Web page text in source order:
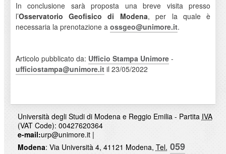
In conclusione sarà proposta una breve visita presso
l’Osservatorio Geofisico di Modena, per la quale è
necessaria la prenotazione a ossgeo@unimore.it.
Articolo pubblicato da: Ufficio Stampa Unimore-
ufficiostampa@unimore.itil 23/05/2022
Università degli Studi di Modena e Reggio Emilia - Partita IVA
(VAT Code): 00427620364
e-mail:urp@unimore.it|
Modena: Via Università 4, 41121 Modena, Tel. 059